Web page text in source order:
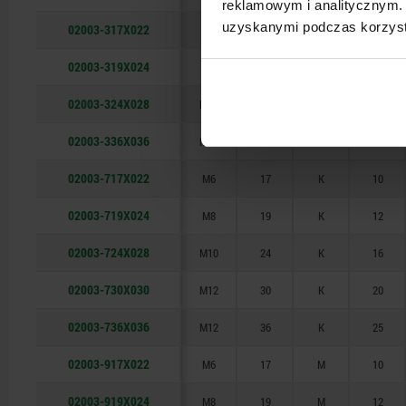
reklamowym i
uzyskanymi podczas
02003-317X022 17 F 10
02003-319X024
02003-324X028 M10
02003-336X036 M12
02003-717X022 M6 17 K 10
02003-719X024 M8 19 K 12
02003-724X028 M10 24 K 16
02003-730X030 M12 30 K 20
02003-736X036 M12 36 K 25
02003-917X022 M6 17 M 10
02003-919X024 M8 19 M 12